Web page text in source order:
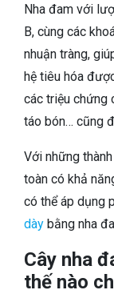
Nha đam với
B, cùng các
nhuận tràng,
hệ tiêu hóa
các triệu chứng
táo bón… cũng
Với những
toàn có khả
có thể áp dụng
dày bằng nha
Cây nha
thế nào